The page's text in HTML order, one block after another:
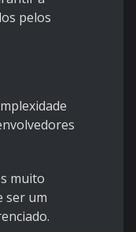
pelos
muito
ser um